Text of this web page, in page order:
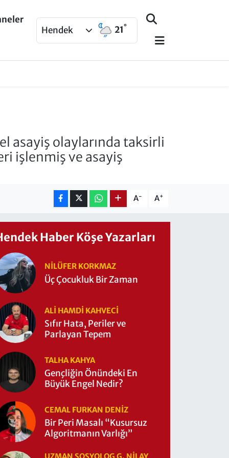
Hendek 21°
asayiş olaylarında taksirli
işlenmiş ve asayiş
A- A+
Haber Köşe Yazarları
NILÜFER KORKMAZ
Üç Çocukluk Bir Zaman
ALI HAMDI KAHVECİ
Sıfır Hata, Periler ve
Parlayan Tepem
TALHA KAHYA
Gençliğin Önündeki En
Büyük Engel Nedir?
CEMAL FURKAN DENİZ
Bir Peri Masalı “Kusursuz
Algoritmanın Varlığı”